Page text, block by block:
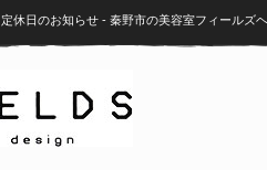
定休日のお知らせ - 秦野市の美容室フィールズ